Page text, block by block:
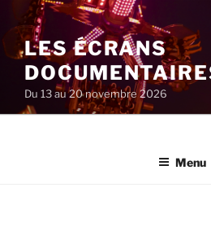
au
contenu
principal
LES ÉCRANS
Du 13 au 20 novembre 2026
Menu